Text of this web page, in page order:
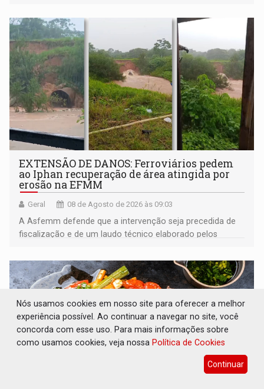
EXTENSÃO DE DANOS: Ferroviários pedem
ao Iphan recuperação de área atingida por
erosão na EFMM
Geral 08 de Agosto de 2026 às 09:03
A Asfemm defende que a intervenção seja precedida de
fiscalização e de um laudo técnico elaborado pelos
Nós usamos cookies em nosso site para oferecer a melhor
experiência possível. Ao continuar a navegar no site, você
concorda com esse uso. Para mais informações sobre
como usamos cookies, veja nossa Política de Cookies
Continuar